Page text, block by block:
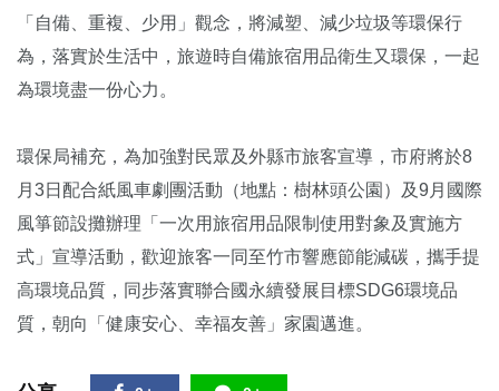
「自備、重複、少用」觀念，將減塑、減少垃圾等環保行
為，落實於生活中，旅遊時自備旅宿用品衛生又環保，一起
為環境盡一份心力。
環保局補充，為加強對民眾及外縣市旅客宣導，市府將於8
月3日配合紙風車劇團活動（地點：樹林頭公園）及9月國際
風箏節設攤辦理「一次用旅宿用品限制使用對象及實施方
式」宣導活動，歡迎旅客一同至竹市響應節能減碳，攜手提
高環境品質，同步落實聯合國永續發展目標SDG6環境品
質，朝向「健康安心、幸福友善」家園邁進。